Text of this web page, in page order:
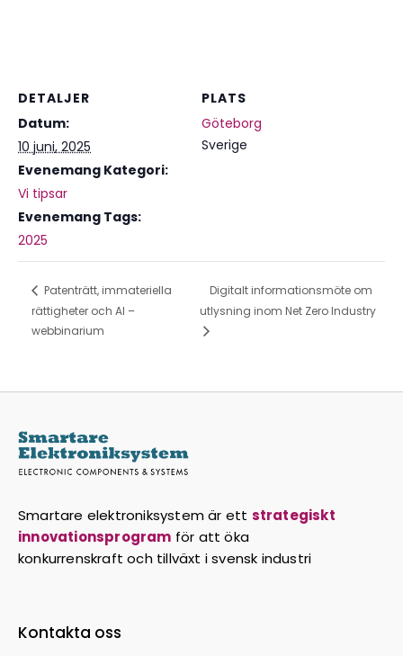
DETALJER
Datum:
10 juni, 2025
Evenemang Kategori:
Vi tipsar
Evenemang Tags:
2025
PLATS
Göteborg
Sverige
Patenträtt, immateriella
rättigheter och AI –
webbinarium
Digitalt informationsmöte om
utlysning inom Net Zero Industry
Smartare elektroniksystem är ett strategiskt
innovationsprogram för att öka
konkurrenskraft och tillväxt i svensk industri
Kontakta oss